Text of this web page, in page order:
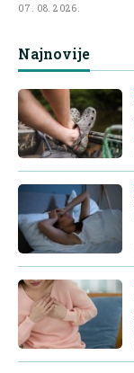
07. 08. 2026.
Najnovije